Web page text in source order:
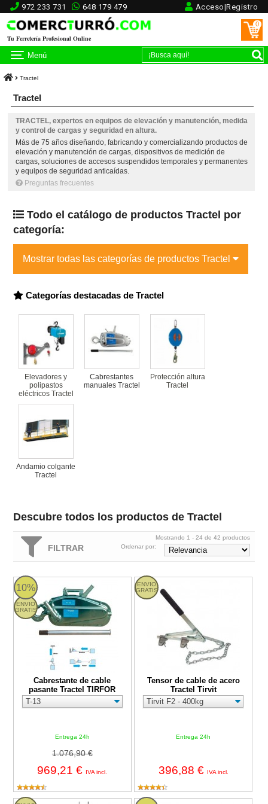
972 233 731 648 179 479 Acceso|Registro
Tu Ferretería Profesional Online
0
Menú
Tractel
Tractel
TRACTEL, expertos en equipos de elevación y manutención, medida
y control de cargas y seguridad en altura.
Más de 75 años diseñando, fabricando y comercializando productos de
elevación y manutención de cargas, dispositivos de medición de
cargas, soluciones de accesos suspendidos temporales y permanentes
y equipos de seguridad anticaídas.
Preguntas frecuentes
Todo el catálogo de productos Tractel por
categoría:
Mostrar todas las categorías de productos Tractel
Categorías destacadas de Tractel
Elevadores y
polipastos
eléctricos Tractel
Cabrestantes
manuales Tractel
Protección altura
Tractel
Andamio colgante
Tractel
Descubre todos los productos de Tractel
FILTRAR
Mostrando 1 - 24 de 42 productos
Ordenar por:
10%
ENVIO
GRATIS
Cabrestante de cable
pasante Tractel TIRFOR
Entrega 24h
1.076,90 €
969,21 € IVA incl.
Cabrestante de cable pasante Tractel TIRFOR
ENVIO
GRATIS
Tensor de cable de acero
Tractel Tirvit
Entrega 24h
396,88 € IVA incl.
Tensor de cable de acero Tractel